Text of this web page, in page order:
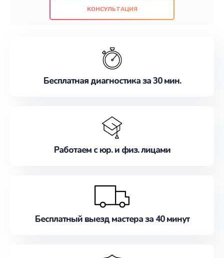
проведенных работ. Наша цель - предоставить
наилучшим образом. Не медлите записаться на
КОНСУЛЬТАЦИЯ
Бесплатная диагностика за 30 мин.
Работаем с юр. и физ. лицами
Бесплатный выезд мастера за 40 минут